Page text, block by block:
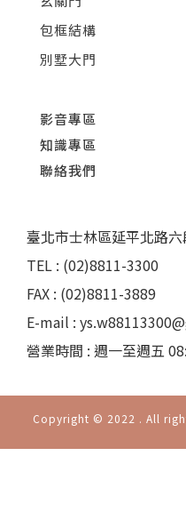
包框結構
別墅大門
影音專區
知識專區
聯絡我們
臺北市士林區延平北路
TEL : (02)8811-3300
FAX : (02)8811-3889
E-mail :
營業時間 : 週一至週五
Copyright © 2022 . All